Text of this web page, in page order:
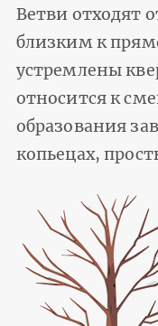
Ветви отходят
близким к
устремлены
относится к
образования
копьецах,